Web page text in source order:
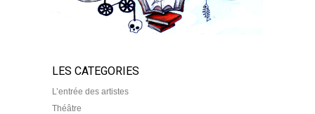
LES CATEGORIES
L’entrée des artistes
Théâtre